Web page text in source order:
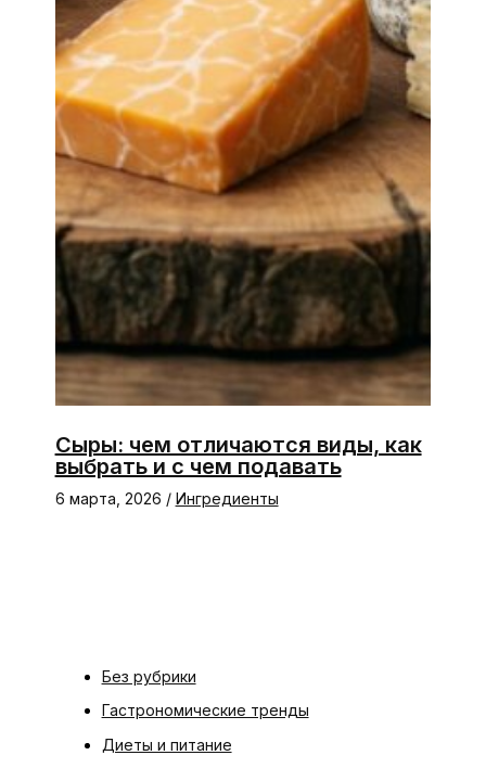
Сыры: чем отличаются виды, как
выбрать и с чем подавать
6 марта, 2026 / Ингредиенты
Без рубрики
Гастрономические тренды
Диеты и питание